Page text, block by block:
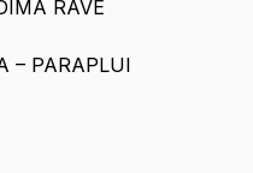
RAVE
– PARAPLUI